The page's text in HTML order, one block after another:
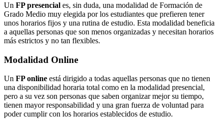
Un FP presencial es, sin duda, una modalidad de Formación de
Grado Medio muy elegida por los estudiantes que prefieren tener
unos horarios fijos y una rutina de estudio. Esta modalidad beneficia
a aquellas personas que son menos organizadas y necesitan horarios
más estrictos y no tan flexibles.
Modalidad Online
Un FP online está dirigido a todas aquellas personas que no tienen
una disponibilidad horaria total como en la modalidad presencial,
pero a su vez son personas que saben organizar mejor su tiempo,
tienen mayor responsabilidad y una gran fuerza de voluntad para
poder cumplir con los horarios establecidos de estudio.